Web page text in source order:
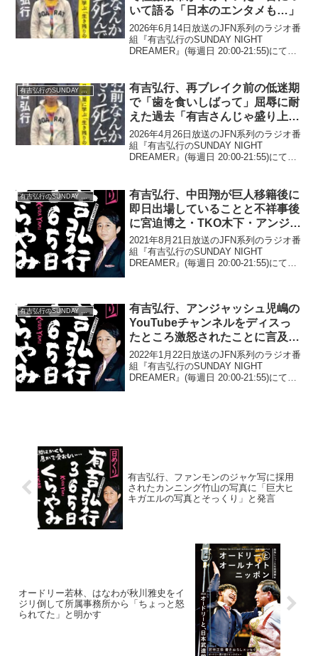
いて語る「日本のエンタメも…」
2026年6月14日放送のJFN系列のラジオ番
組『有吉弘行のSUNDAY NIGHT
DREAMER』(毎週日 20:00-21:55)にて、
ついて語っていた。有吉弘行...
有吉弘行のSUNDAY NIGHT DREAMER
有吉弘行、再ブレイク前の低迷期
で「歯を食いしばって」屈辱に耐
えた過去「有吉さんじゃ盛り上が
らないんで…」
2026年4月26日放送のJFN系列のラジオ番
組『有吉弘行のSUNDAY NIGHT
DREAMER』(毎週日 20:00-21:55)にて、
耐えた過去について語ってい...
有吉弘行、中田翔が巨人移籍後に
即日出場していることと不祥事後
に宮迫博之・TKO木下・アンジャ
ッシュ渡部が事務所移籍して番組
出演することに「どこが違う
の？」と疑問
2021年8月21日放送のJFN系列のラジオ番
組『有吉弘行のSUNDAY NIGHT
DREAMER』(毎週日 20:00-21:55)にて、
有吉弘行、アンジャッシュ児嶋の
YouTubeチャンネルをディスっ
たところ激怒されたことに言及
「随分怒ってらっしゃったみたい
なんで(笑)」
2022年1月22日放送のJFN系列のラジオ番
組『有吉弘行のSUNDAY NIGHT
DREAMER』(毎週日 20:00-21:55)にて、
有吉弘行、ファンモンのジャケ写に採用
されたカンニング竹山の写真に「巨大ヒ
キガエルの写真とそっくり」と発言
オードリー若林、はなわが秋川雅史をイ
ジリ倒して所属事務所から「ちょっと怒
られてた」と明かす